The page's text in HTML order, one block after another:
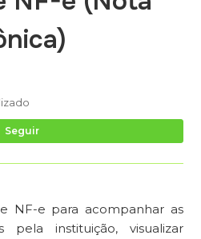
Seguir
NF-e para acompanhar as
pela instituição, visualizar